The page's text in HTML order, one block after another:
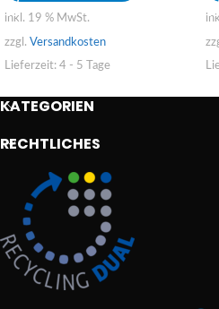
inkl. 19 % MwSt.
zzgl. Versandkosten
Lieferzeit: 4 - 5 Tage
KATEGORIEN
RECHTLICHES